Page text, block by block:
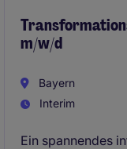
m/w/d
Bayern
Interim
Ein spannendes